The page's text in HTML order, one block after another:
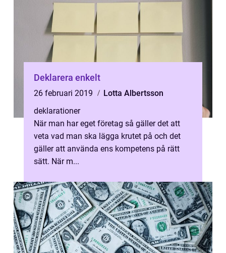
Deklarera enkelt
26 februari 2019
Lotta Albertsson
deklarationer
När man har eget företag så gäller det att
veta vad man ska lägga krutet på och det
gäller att använda ens kompetens på rätt
sätt. När m...